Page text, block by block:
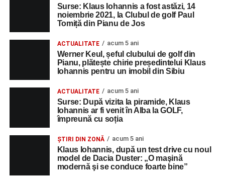
Surse: Klaus Iohannis a fost astăzi, 14
noiembrie 2021, la Clubul de golf Paul
Tomiță din Pianu de Jos
ACTUALITATE acum 5 ani
Werner Keul, șeful clubului de golf din
Pianu, plătește chirie președintelui Klaus
Iohannis pentru un imobil din Sibiu
ACTUALITATE acum 5 ani
Surse: După vizita la piramide, Klaus
Iohannis ar fi venit în Alba la GOLF,
împreună cu soția
ȘTIRI DIN ZONĂ acum 5 ani
Klaus Iohannis, după un test drive cu noul
model de Dacia Duster: „O maşină
modernă şi se conduce foarte bine”